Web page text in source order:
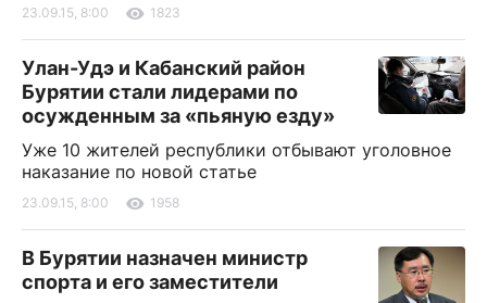
23.09.15, 8:00 1823
Улан-Удэ и Кабанский район
Бурятии стали лидерами по
осужденным за «пьяную езду»
Уже 10 жителей республики отбывают уголовное
наказание по новой статье
23.09.15, 8:00 1958
В Бурятии назначен министр
спорта и его заместители